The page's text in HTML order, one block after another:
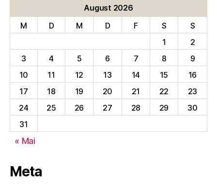
August 2026
M
D M D F S
S
1
2
3
4 5 6 7 8
9
10
11 12 13 14 15
16
17
18 19 20 21 22
23
24
25 26 27 28 29
30
31
« Mai
Meta